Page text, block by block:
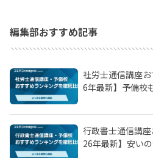
編集部おすすめ記事
社労士通信講座
6年最新】予備校
行政書士通信講
26年最新】安い